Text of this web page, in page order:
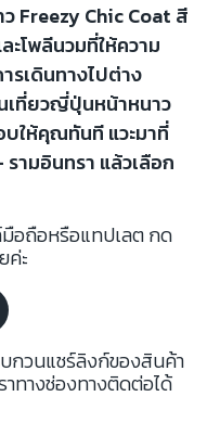
Freezy Chic Coat สี
โพลีนวมที่ให้ความ
รเดินทางไปต่าง
นเที่ยวญี่ปุ่นหน้าหนาว
บให้คุณทันที แวะมาที่
รามอินทรา แล้วเลือก
อถือหรือแทปเลต กด
ค่ะ
กวนแชร์ลิงก์ของสินค้า
ทางช่องทางติดต่อได้